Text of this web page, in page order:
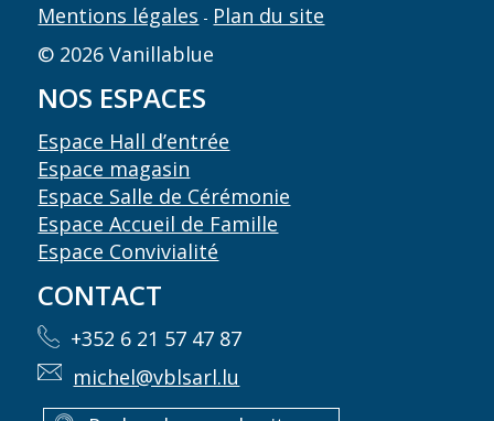
Mentions légales - Plan du site
© 2026 Vanillablue
NOS ESPACES
Espace Hall d’entrée
Espace magasin
Espace Salle de Cérémonie
Espace Accueil de Famille
Espace Convivialité
CONTACT
+352 6 21 57 47 87
michel@vblsarl.lu